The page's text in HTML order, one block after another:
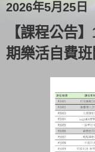
2026年5月25日
【課程公告
期樂活自費